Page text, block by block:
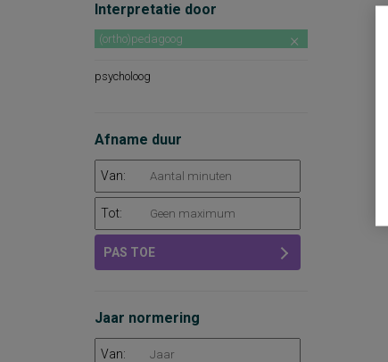
Interpretatie door
(ortho)pedagoog
psycholoog
Afname duur
Van:
Tot:
PAS TOE
Jaar normering
Van: